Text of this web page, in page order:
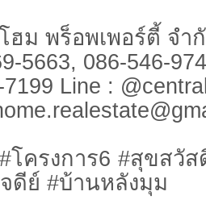
ฮม พร็อพเพอร์ตี้
5663, 086-546-
7199 Line :
โครงการ6 #สุขสวั
ดีย์ #บ้านหลังมุม